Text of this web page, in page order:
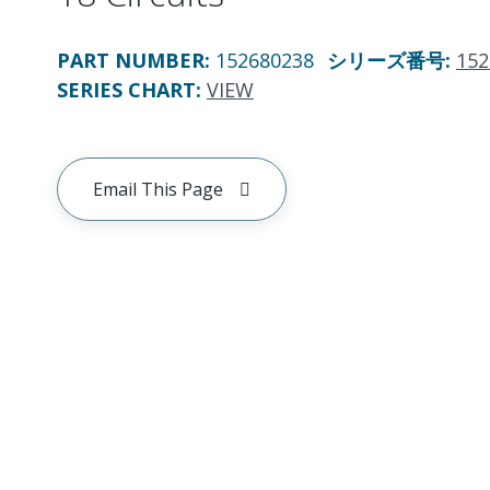
PART NUMBER: 152680238 シリーズ番号:
SERIES CHART: VIEW
Email This Page